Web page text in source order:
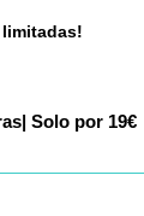
limitadas!
por 19€